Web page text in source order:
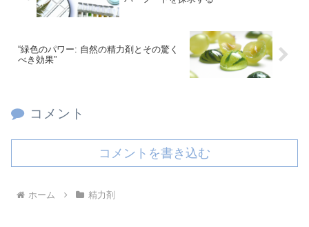
“緑色のパワー: 自然の精力剤とその驚く
べき効果”
コメント
コメントを書き込む
ホーム 精力剤